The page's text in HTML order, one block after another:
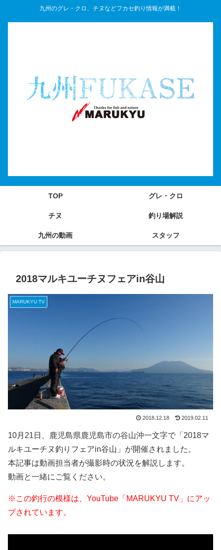
九州のグレ・クロ、チヌなどフカセ釣り情報が満載！
TOP グレ・クロ
チヌ 釣り場解説
九州の動画 スタッフ
2018マルキユーチヌフェアin谷山
MARUKYU TV
2018.12.18 2019.02.11
10月21日、鹿児島県鹿児島市の谷山沖一文字で「2018マ
ルキユーチヌ釣りフェアin谷山」が開催されました。
本記事は動画担当者が撮影時の状況を解説します。
動画と一緒にご覧ください。
※この釣行の模様は、YouTube「MARUKYU TV」にアッ
プされています。